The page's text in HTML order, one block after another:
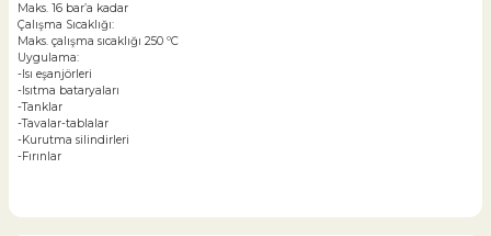
Maks. 16 bar’a kadar
Çalışma Sıcaklığı:
Maks. çalışma sıcaklığı 250 ºC
Uygulama:
-Isı eşanjörleri
-Isıtma bataryaları
-Tanklar
-Tavalar-tablalar
-Kurutma silindirleri
-Fırınlar